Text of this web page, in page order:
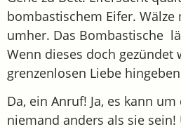
bombastischem Eifer. Wälze
umher. Das Bombastische
Wenn dieses doch gezündet
grenzenlosen Liebe
Da, ein Anruf! Ja, es kann
niemand anders als sie